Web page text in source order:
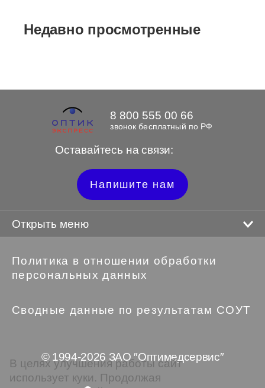
Недавно просмотренные
Оставайтесь на связи:
8 800 555 00 66
звонок бесплатный по РФ
Напишите нам
Открыть меню
Политика в отношении обработки
персональных данных
Сводные данные по результатам СОУТ
© 1994-2026 ЗАО ″Оптимедсервис″
В целях улучшения работы сайт
использует куки. Продолжая